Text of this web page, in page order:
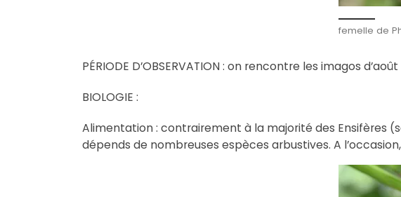
femelle de
PÉRIODE D’OBSERVATION : on rencontre les imagos
BIOLOGIE :
Alimentation : contrairement à la majorité des Ensifères
dépends de nombreuses espèces arbustives. A